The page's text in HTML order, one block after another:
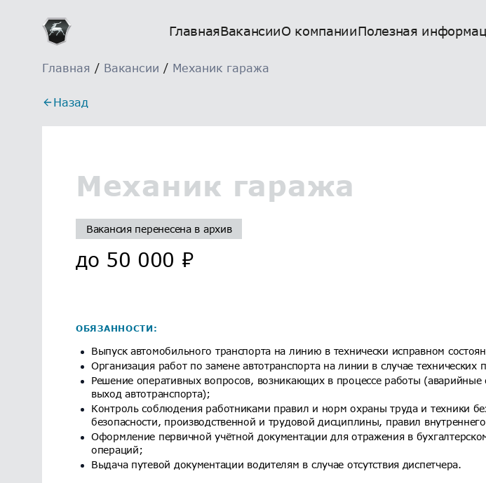
ГлавнаяВакансииО компанииПолезная
Главная / Вакансии / Механик гаража
Назад
Механик гаража
Вакансия перенесена в архив
до 50 000 ₽
ОБЯЗАННОСТИ:
Выпуск автомобильного транспорта на линию в технически исправном
Организация работ по замене автотранспорта на линии в случае
Решение оперативных вопросов, возникающих в процессе работы (аварийные
выход автотранспорта);
Контроль соблюдения работниками правил и норм охраны труда и техники
безопасности, производственной и трудовой дисциплины, правил
Оформление первичной учётной документации для отражения в
операций;
Выдача путевой документации водителям в случае отсутствия диспетчера.